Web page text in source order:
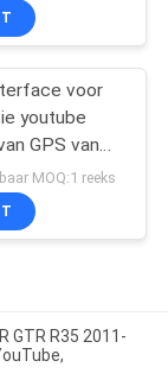
voor
youtube
GPS van
2020
MOQ:1 reeks
GTR R35 2011-